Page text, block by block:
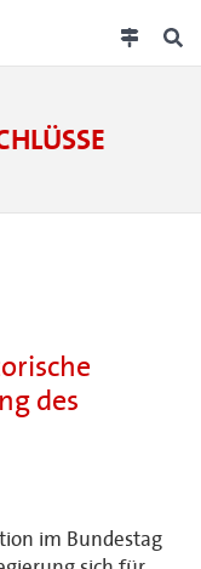
des
im Bundestag